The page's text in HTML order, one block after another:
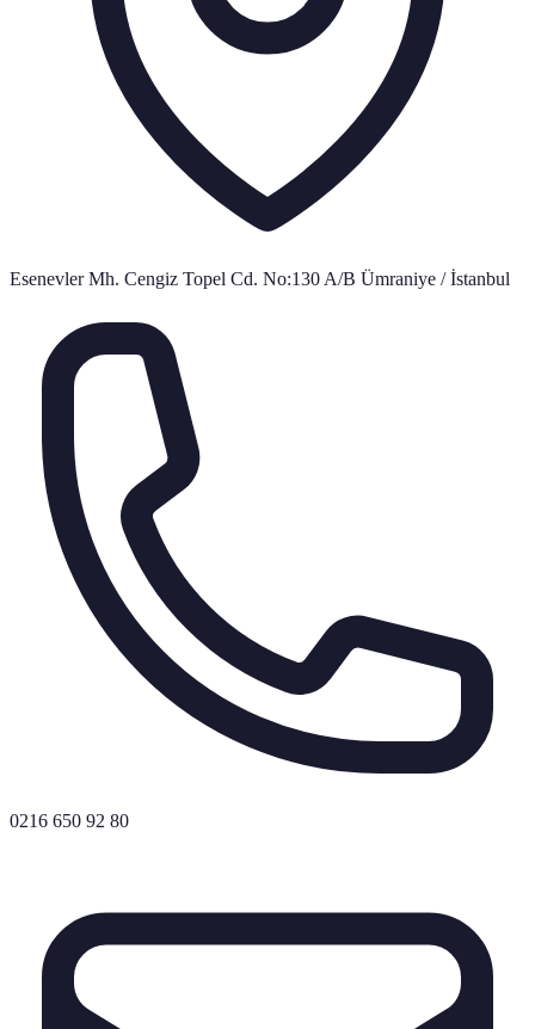
Esenevler Mh. Cengiz Topel Cd. No:130 A/B Ümraniye / İstanbul
0216 650 92 80